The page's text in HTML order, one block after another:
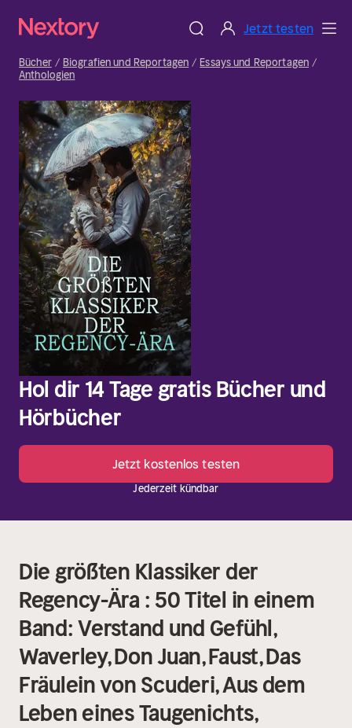
Jetzt testen
Bücher Biografien und Reportagen
Essays und Reportagen
Anthologien
Hol dir 14 Tage gratis Bücher und
Hörbücher
Jetzt kostenlos testen
Jederzeit kündbar
Die größten Klassiker der
Regency-Ära : 50 Titel in einem
Band: Verstand und Gefühl,
Waverley, Don Juan, Faust, Das
Fräulein von Scuderi, Aus dem
Leben eines Taugenichts,